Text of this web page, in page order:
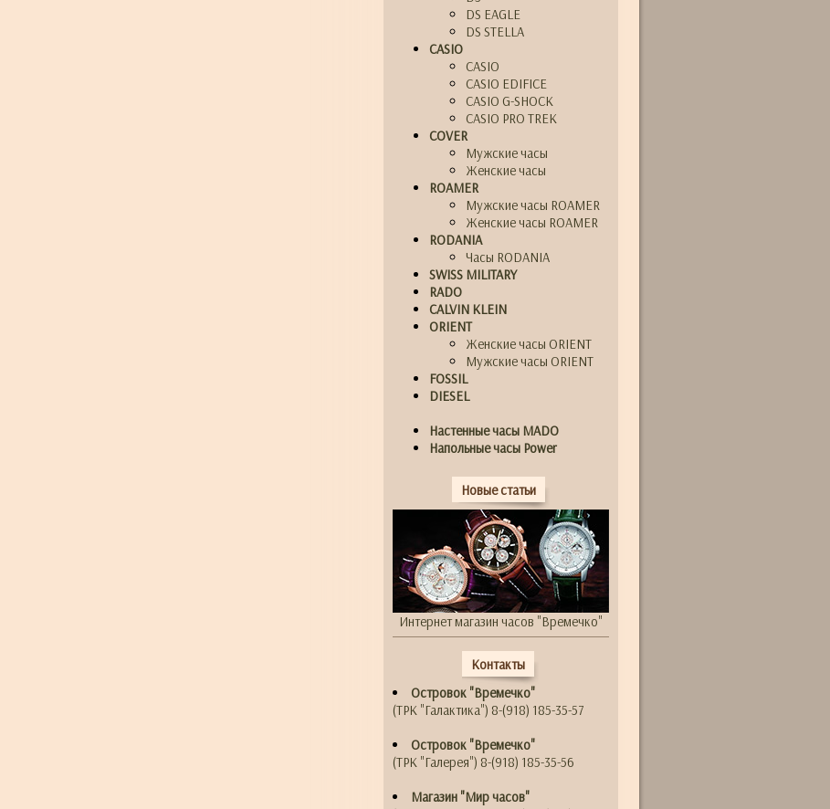
DS EAGLE
DS STELLA
CASIO
CASIO
CASIO EDIFICE
CASIO G-SHOCK
CASIO PRO TREK
COVER
Мужские часы
Женские часы
ROAMER
Мужские часы ROAMER
Женские часы ROAMER
RODANIA
Часы RODANIA
SWISS MILITARY
RADO
CALVIN KLEIN
ORIENT
Женские часы ORIENT
Мужские часы ORIENT
FOSSIL
DIESEL
Настенные часы MADO
Напольные часы Power
Новые статьи
Интернет магазин часов "Времечко"
Контакты
Островок "Времечко"
(ТРК "Галактика") 8-(918) 185-35-57
Островок "Времечко"
(ТРК "Галерея") 8-(918) 185-35-56
Магазин "Мир часов"